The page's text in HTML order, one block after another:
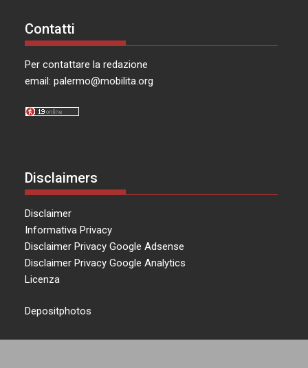
Contatti
Per contattare la redazione
email:palermo@mobilita.org
Disclaimers
Disclaimer
Informativa Privacy
Disclaimer Privacy Google Adsense
Disclaimer Privacy Google Analytics
Licenza
Depositphotos